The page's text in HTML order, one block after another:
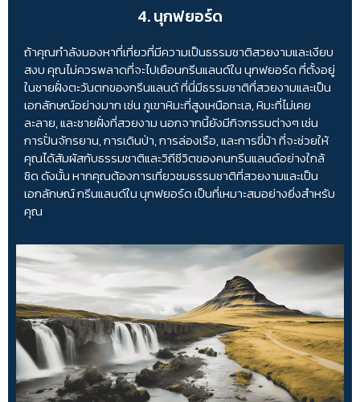
4. นุกฟยอร์ด
ถ้าคุณกำลังมองหาที่เที่ยวที่มีความเป็นธรรมชาติสวยงามและเงียบ
สงบ คุณไม่ควรพลาดที่จะไปเยือนกรีนแลนด์ใน นุกฟยอร์ด ที่ตั้งอยู่
ในชายฝั่งตะวันตกของกรีนแลนด์ ที่นี่มีธรรมชาติที่สวยงามและเป็น
เอกลักษณ์อย่างมาก เช่น ภูเขาหิมะที่สูงเหนือทะเล, หิมะที่ไม่เคย
ละลาย, และชายฝั่งที่สวยงาม นอกจากนี้ยังมีกิจกรรมต่างๆ เช่น
การปั่นจักรยาน, การเดินป่า, การล่องเรือ, และการขี่ม้า ที่จะช่วยให้
คุณได้สัมผัสกับธรรมชาติและวิถีชีวิตของคนกรีนแลนด์อย่างใกล้
ชิด ดังนั้น หากคุณต้องการเที่ยวชมธรรมชาติที่สวยงามและเป็น
เอกลักษณ์ กรีนแลนด์ใน นุกฟยอร์ด เป็นที่เหมาะสมอย่างยิ่งสำหรับ
คุณ